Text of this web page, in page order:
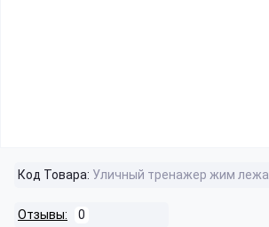
Код Товара: Уличный тренажер жим лежа
Отзывы: 0